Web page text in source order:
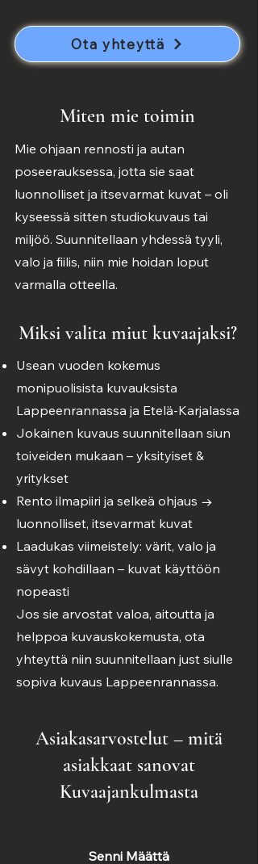
Ota yhteyttä
Miten mie toimin
Mie ohjaan rennosti ja autan
poseerauksessa, jotta sie saat
luonnolliset ja itsevarmat kuvat – oli
kyseessä sitten studiokuvaus tai
miljöö. Suunnitellaan yhdessä tyyli,
valo ja fiilis, niin mie hoidan loput
varmalla otteella.
Miksi valita miut kuvaajaksi?
Usean vuoden kokemus
monipuolisista kuvauksista
Lappeenrannassa ja Etelä-Karjalassa
Jokainen kuvaus suunnitellaan siun
toiveiden mukaan – yksityiset &
yritykset
Rento ilmapiiri ja selkeä ohjaus →
luonnolliset, itsevarmat kuvat
Laadukas viimeistely: värit, valo ja
sävyt kohdillaan – kuvat käyttöön
nopeasti
Jos sie arvostat valoa, aitoutta ja
helppoa kuvauskokemusta, ota
yhteyttä niin suunnitellaan just siulle
sopiva kuvaus Lappeenrannassa.
Asiakasarvostelut – mitä
asiakkaat sanovat
Kuvaajankulmasta
Senni Määttä